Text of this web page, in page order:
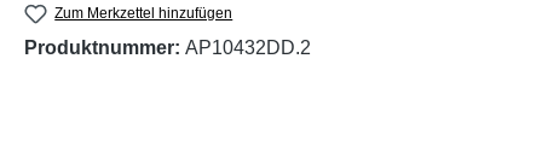
Zum Merkzettel hinzufügen
Produktnummer: AP10432DD.2